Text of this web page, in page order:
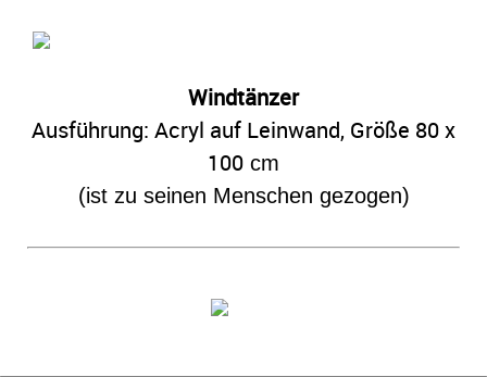
Windtänzer
Ausführung: Acryl auf Leinwand, Größe 80 x
100 cm
(ist zu seinen Menschen gezogen)